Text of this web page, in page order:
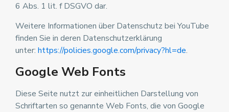
6 Abs. 1 lit. f DSGVO dar.
Weitere Informationen über Datenschutz bei YouTube
finden Sie in deren Datenschutzerklärung
unter: https://policies.google.com/privacy?hl=de.
Google Web Fonts
Diese Seite nutzt zur einheitlichen Darstellung von
Schriftarten so genannte Web Fonts, die von Google